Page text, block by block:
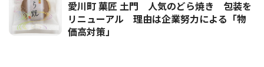
愛川町 菓匠 土門 人気のどら焼き 包装を
リニューアル 理由は企業努力による「物
価高対策」